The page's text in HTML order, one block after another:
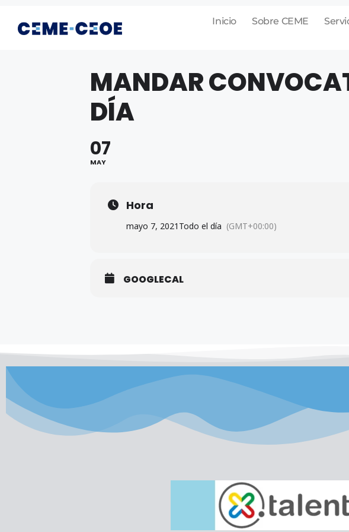
Inicio Sobre CEME
MANDAR
DÍA
07
MAY
Hora
mayo 7, 2021 Todo el día (GMT+00:00)
GOOGLECAL